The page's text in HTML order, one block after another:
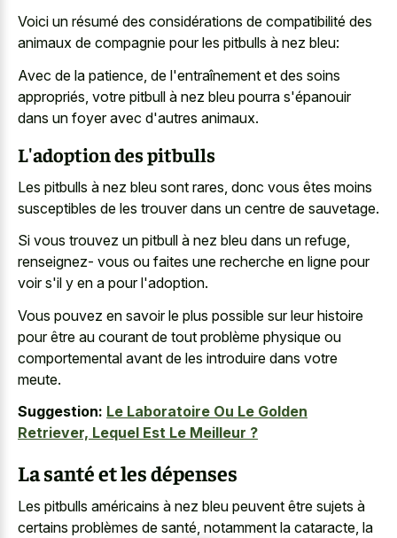
Voici un résumé des considérations de compatibilité des
animaux de compagnie pour les pitbulls à nez bleu:
Avec de la patience, de l'entraînement et des soins
appropriés, votre pitbull à nez bleu pourra s'épanouir
dans un foyer avec d'autres animaux.
L'adoption des pitbulls
Les pitbulls à nez bleu sont rares, donc vous êtes moins
susceptibles de les trouver dans un centre de sauvetage.
Si vous trouvez un pitbull à nez bleu dans un refuge,
renseignez- vous ou faites une recherche en ligne pour
voir s'il y en a pour l'adoption.
Vous pouvez en savoir le plus possible sur leur histoire
pour être au courant de tout problème physique ou
comportemental avant de les introduire dans votre
meute.
Suggestion: Le Laboratoire Ou Le Golden
Retriever, Lequel Est Le Meilleur ?
La santé et les dépenses
Les pitbulls américains à nez bleu peuvent être sujets à
certains problèmes de santé, notamment la cataracte, la